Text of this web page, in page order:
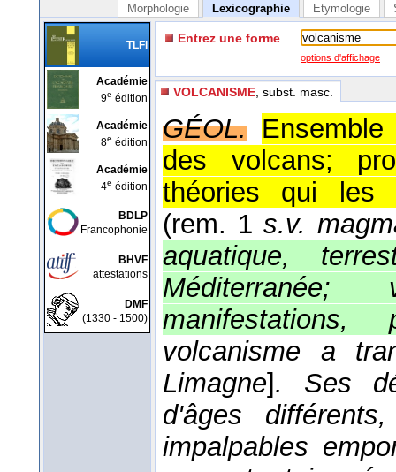
Morphologie Lexicographie Etymologie
TLFi
Académie
9e édition
Académie
8e édition
Académie
4e édition
BDLP
Francophonie
BHVF
attestations
DMF
(1330 - 1500)
Entrez une forme
options d'affichage
VOLCANISME , subst. masc.
GÉOL.
des volcans;
théories qui les
(rem. 1s.v.
aquatique,
Méditerranée;
volcanisme a
Limagne]. Ses
d'âges
impalpables